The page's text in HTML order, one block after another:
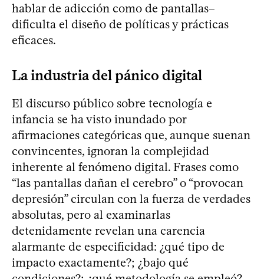
hablar de adicción como de pantallas–
dificulta el diseño de políticas y prácticas
eficaces.
La industria del pánico digital
El discurso público sobre tecnología e
infancia se ha visto inundado por
afirmaciones categóricas que, aunque suenan
convincentes, ignoran la complejidad
inherente al fenómeno digital. Frases como
“las pantallas dañan el cerebro” o “provocan
depresión” circulan con la fuerza de verdades
absolutas, pero al examinarlas
detenidamente revelan una carencia
alarmante de especificidad: ¿qué tipo de
impacto exactamente?; ¿bajo qué